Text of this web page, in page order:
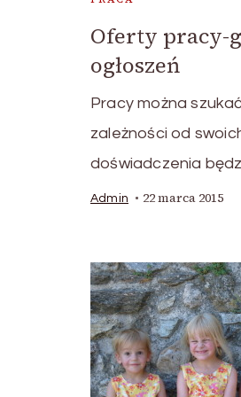
Oferty pracy-
ogłoszeń
Pracy można
zależności od
doświadczenia
Admin 22 marca 2015